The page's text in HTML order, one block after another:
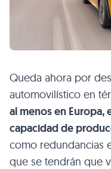
Queda ahora por
automovilístico en
al menos en Europa,
capacidad de
como redundancias
que se tendrán que